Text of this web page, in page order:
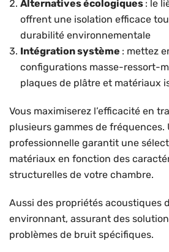
Alternatives écologiques : le
offrent une isolation efficace
durabilité environnementale
Intégration système : mettez
configurations masse-ressort-
plaques de plâtre et matériaux
Vous maximiserez l’efficacité en
plusieurs gammes de fréquences.
professionnelle garantit une
matériaux en fonction des
structurelles de votre chambre.
Aussi des propriétés acoustiques
environnant, assurant des
problèmes de bruit spécifiques.